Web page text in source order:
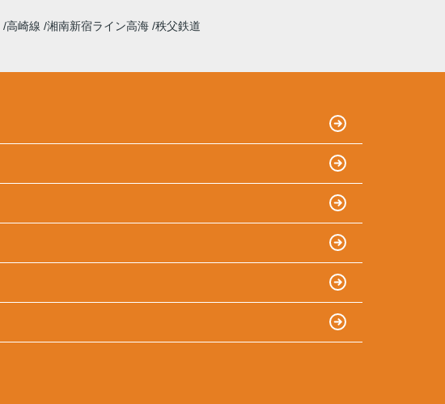
高崎線 湘南新宿ライン高海 秩父鉄道